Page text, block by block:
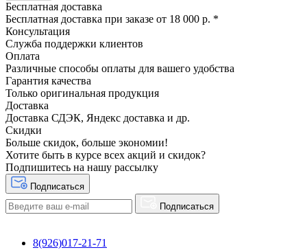
Бесплатная доставка
Бесплатная доставка при заказе от 18 000 р. *
Консультация
Служба поддержки клиентов
Оплата
Различные способы оплаты для вашего удобства
Гарантия качества
Только оригинальная продукция
Доставка
Доставка СДЭК, Яндекс доставка и др.
Скидки
Больше скидок, больше экономии!
Хотите быть в курсе всех акций и скидок?
Подпишитесь на нашу рассылку
Подписаться
Подписаться
8(926)017-21-71